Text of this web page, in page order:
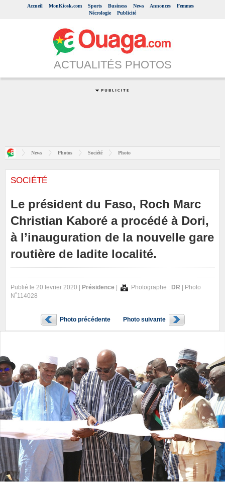
Accueil MonKiosk.com Sports Business News Annonces
Femmes
Nécrologie
Publicité
ACTUALITÉS PHOTOS
News Photos Société Photo
SOCIÉTÉ
Le président du Faso, Roch Marc
Christian Kaboré a procédé à Dori,
à l’inauguration de la nouvelle gare
routière de ladite localité.
Publié le 20 fevrier 2020 | Présidence Photographe : DR | Photo
N˚114028
Photo précédente Photo suivante